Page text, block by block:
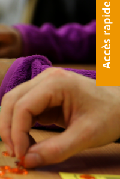
Accès rapide